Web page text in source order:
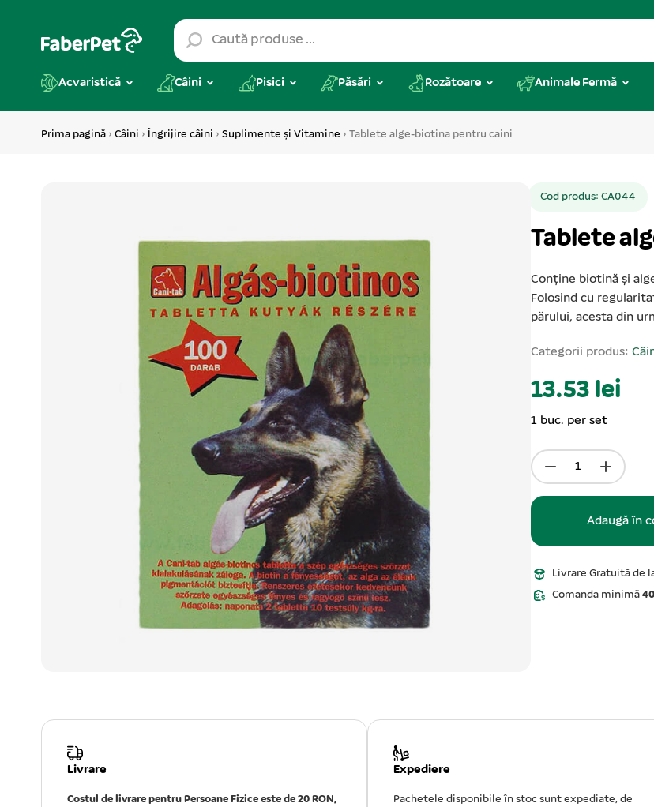
Acvaristică Câini Pisici Păsări Rozătoare Animale Fermă
Prima pagină › Câini › Îngrijire câini › Suplimente și Vitamine › Tablete alge-biotina pentru caini
Cod produs: CA044
Tablete
Conține biotină și
Folosind cu
părului, acesta din
Categorii produs:
13.53 lei
1 buc. per set
Adaugă în
Livrare Gratuită de
Comanda minimă
Livrare
Costul de livrare pentru Persoane Fizice este de 20 RON,
Expediere
Pachetele disponibile în stoc sunt expediate, de